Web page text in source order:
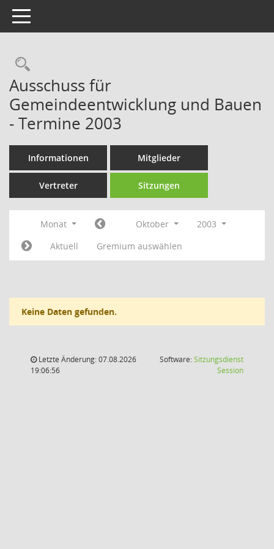
Toggle navigation
Rechercheauswahl
Ausschuss für
Gemeindeentwicklung und Bauen
- Termine 2003
Informationen Mitglieder
Vertreter Sitzungen
Monat Oktober
2003
Aktuell
Gremium auswählen
Keine Daten gefunden.
Letzte Änderung: 07.08.2026
19:06:56
Software:Sitzungsdienst
Session(Wird in